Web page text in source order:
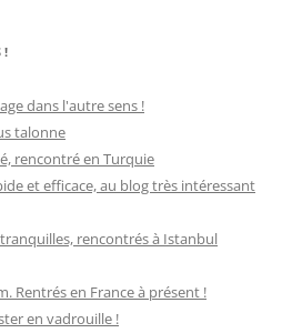
!
dans l'autre sens !
talonne
rencontré en Turquie
et efficace, au blog très intéressant
rencontrés à Istanbul
Rentrés en France à présent !
en vadrouille !